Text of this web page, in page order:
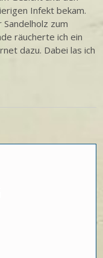
Infekt bekam.
zum
räucherte ich ein
dazu. Dabei las ich